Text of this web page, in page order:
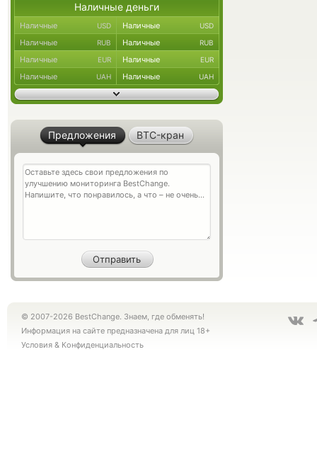
Наличные деньги
Наличные USD Наличные USD
Наличные RUB Наличные RUB
Наличные EUR Наличные EUR
Наличные UAH Наличные UAH
Предложения BTC-кран
© 2007-2026 BestChange. Знаем, где обменять!
Информация на сайте предназначена для лиц 18+
Условия & Конфиденциальность